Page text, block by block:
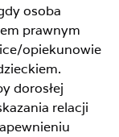
osoba
prawnym
opiekunowie
dorosłej
relacji